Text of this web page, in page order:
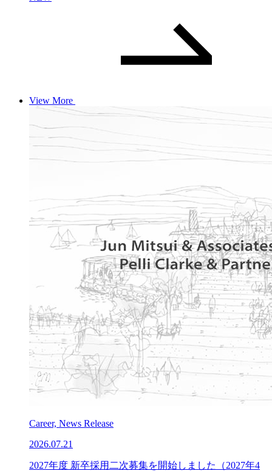
View More
Career, News Release
2026.07.21
2027年度 新卒採用二次募集を開始しました（2027年4